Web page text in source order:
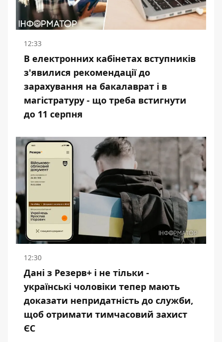
12:33
В електронних кабінетах вступників
з'явилися рекомендації до
зарахування на бакалаврат і в
магістратуру - що треба встигнути
до 11 серпня
12:30
Дані з Резерв+ і не тільки -
українські чоловіки тепер мають
доказати непридатність до служби,
щоб отримати тимчасовий захист
ЄС